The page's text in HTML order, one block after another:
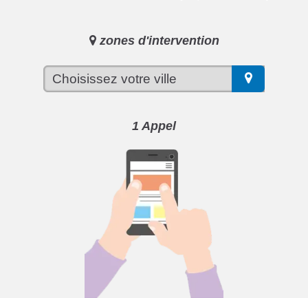
zones d'intervention
1 Appel